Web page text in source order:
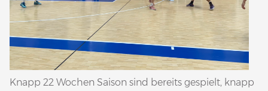
Knapp 22 Wochen Saison sind bereits gespielt, knapp